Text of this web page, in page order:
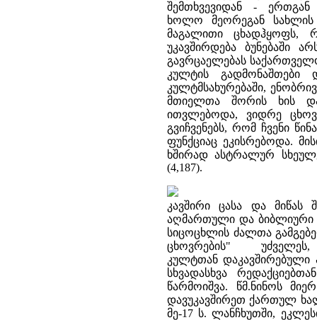
შემთხვევიდან -
ხოლო მეორეგან სახლის
მაგალითი ცხადჰყოფს,
უკავშირდება ბუნებაში
გავრცაელებას
კულტის
კულტმსახურებაში,
მთიელთა შორის ხის
ითვლებოდა, ვიდრე
გვიჩვენებს, რომ ჩვენი
ფუნქციაც ეკისრებოდა.
ხშირად ასტრალურ
(4,187).
კავშირი ცასა და
აღმართული და ბიბლიური
სიცოცხლის ძალთა
ცხოვრების"
კულტთან დაკავშირებული
სხვადასხვა
წარმოიშვა. წმ.ნინოს
დავუკავშირეთ ქართულ
მე-17 ს. ლანჩხუთში,